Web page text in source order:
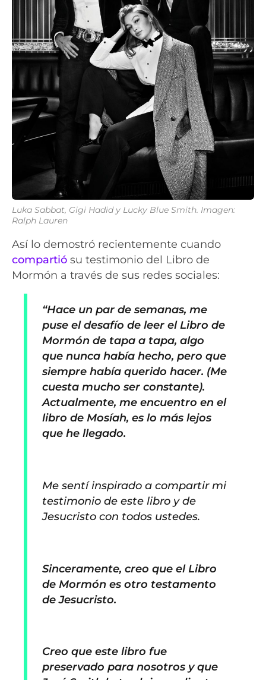
Luka Sabbat, Gigi Hadid y Lucky Blue Smith. Imagen:
Ralph Lauren
Así lo demostró recientemente cuando
compartió su testimonio del Libro de
Mormón a través de sus redes sociales:
“Hace un par de semanas, me
puse el desafío de leer el Libro de
Mormón de tapa a tapa, algo
que nunca había hecho, pero que
siempre había querido hacer. (Me
cuesta mucho ser constante).
Actualmente, me encuentro en el
libro de Mosíah, es lo más lejos
que he llegado.
Me sentí inspirado a compartir mi
testimonio de este libro y de
Jesucristo con todos ustedes.
Sinceramente, creo que el Libro
de Mormón es otro testamento
de Jesucristo.
Creo que este libro fue
preservado para nosotros y que